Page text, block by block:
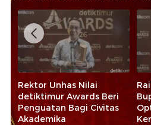
Rektor Unhas Nilai
detiktimur Awards Beri
Penguatan Bagi Civitas
Akademika